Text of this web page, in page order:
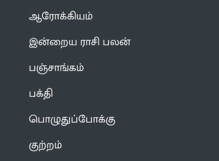
ஆரோக்கியம்
இன்றைய ராசி பலன்
பஞ்சாங்கம்
பக்தி
பொழுதுப்போக்கு
குற்றம்